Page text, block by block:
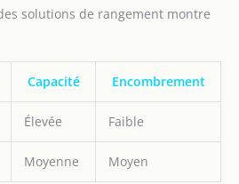
solutions de rangement montre
Capacité Encombrement
Élevée Faible
Moyenne Moyen